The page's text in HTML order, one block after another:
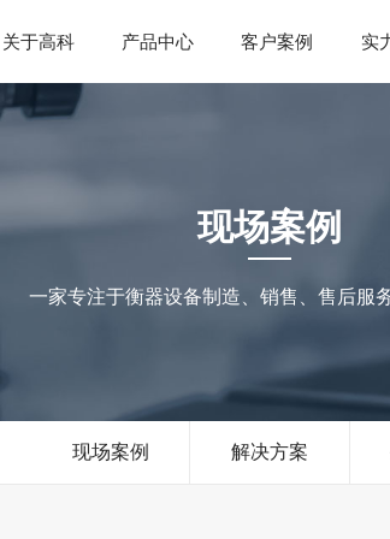
关于高科 产品中心 客户案例 实
现场案例
一家专注于衡器设备制造、销售、售后服
现场案例 解决方案